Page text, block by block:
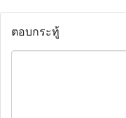
ตอบกระทู้